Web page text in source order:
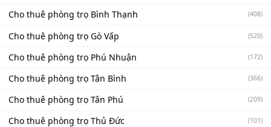
Cho thuê phòng trọ Bình Thạnh (408)
Cho thuê phòng trọ Gò Vấp (520)
Cho thuê phòng trọ Phú Nhuận (172)
Cho thuê phòng trọ Tân Bình (366)
Cho thuê phòng trọ Tân Phú (209)
Cho thuê phòng trọ Thủ Đức (101)